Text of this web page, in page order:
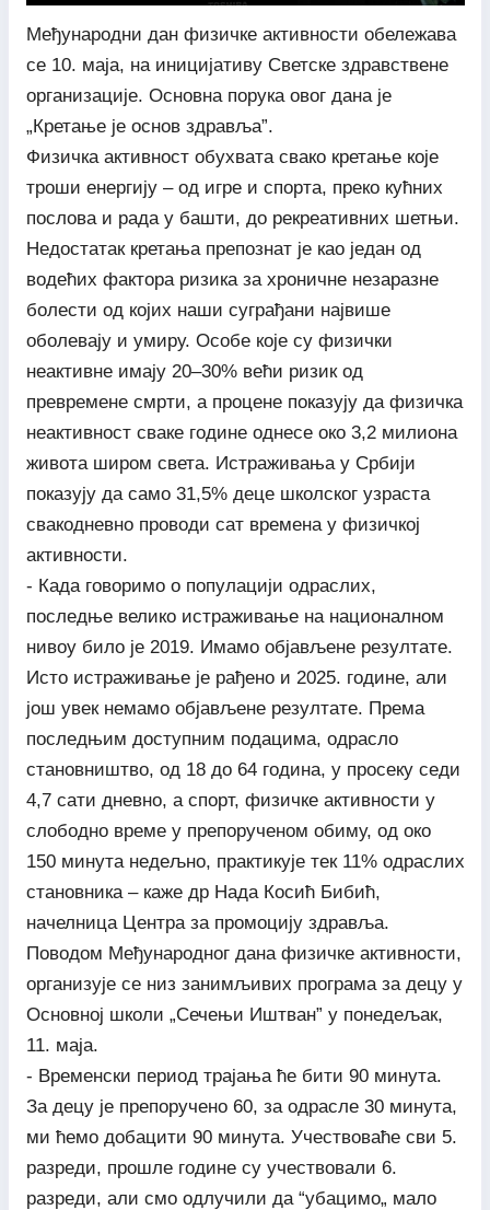
Међународни дан физичке активности обележава
се 10. маја, на иницијативу Светске здравствене
организације. Основна порука овог дана је
„Кретање је основ здравља”.
Физичка активност обухвата свако кретање које
троши енергију – од игре и спорта, преко кућних
послова и рада у башти, до рекреативних шетњи.
Недостатак кретања препознат је као један од
водећих фактора ризика за хроничне незаразне
болести од којих наши суграђани највише
оболевају и умиру. Особе које су физички
неактивне имају 20–30% већи ризик од
превремене смрти, а процене показују да физичка
неактивност сваке године однесе око 3,2 милиона
живота широм света. Истраживања у Србији
показују да само 31,5% деце школског узраста
свакодневно проводи сат времена у физичкој
активности.
- Када говоримо о популацији одраслих,
последње велико истраживање на националном
нивоу било је 2019. Имамо објављене резултате.
Исто истраживање је рађено и 2025. године, али
још увек немамо објављене резултате. Према
последњим доступним подацима, одрасло
становништво, од 18 до 64 година, у просеку седи
4,7 сати дневно, а спорт, физичке активности у
слободно време у препорученом обиму, од око
150 минута недељно, практикује тек 11% одраслих
становника – каже др Нада Косић Бибић,
начелница Центра за промоцију здравља.
Поводом Међународног дана физичке активности,
организује се низ занимљивих програма за децу у
Основној школи „Сечењи Иштван” у понедељак,
11. маја.
- Временски период трајања ће бити 90 минута.
За децу је препоручено 60, за одрасле 30 минута,
ми ћемо добацити 90 минута. Учествоваће сви 5.
разреди, прошле године су учествовали 6.
разреди, али смо одлучили да “убацимо„ мало